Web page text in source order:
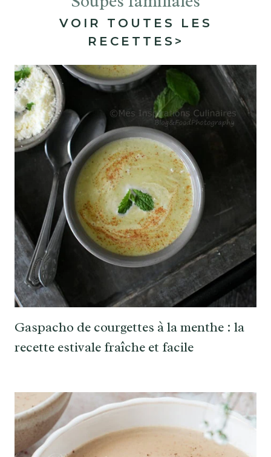
VOIR TOUTES LES
RECETTES >
Gaspacho de courgettes à la menthe : la
recette estivale fraîche et facile